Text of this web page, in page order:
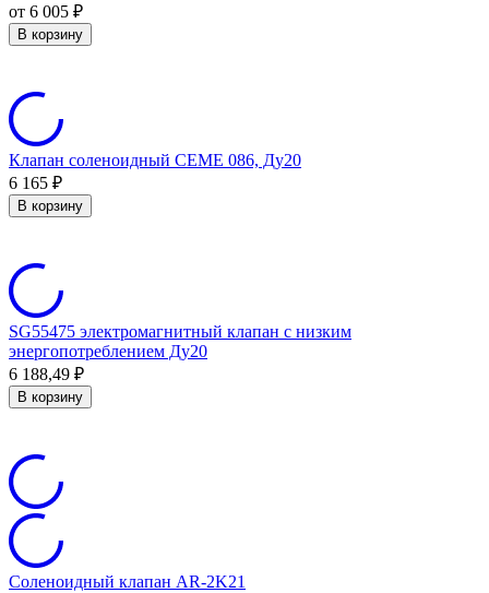
от 6 005 ₽
В корзину
Клапан соленоидный CEME 086, Ду20
6 165 ₽
В корзину
SG55475 электромагнитный клапан с низким
энергопотреблением Ду20
6 188,49 ₽
В корзину
Соленоидный клапан AR-2K21